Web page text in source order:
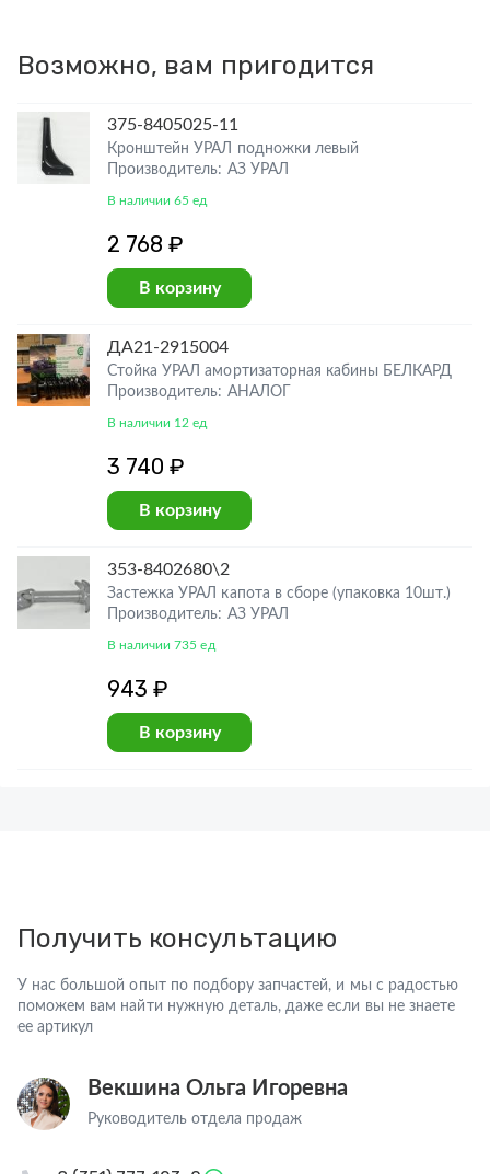
Возможно, вам пригодится
375-8405025-11
Кронштейн УРАЛ подножки левый
Производитель: АЗ УРАЛ
В наличии 65 ед
2 768 ₽
В корзину
ДА21-2915004
Стойка УРАЛ амортизаторная кабины БЕЛКАРД
Производитель: АНАЛОГ
В наличии 12 ед
3 740 ₽
В корзину
353-8402680\2
Застежка УРАЛ капота в сборе (упаковка 10шт.)
Производитель: АЗ УРАЛ
В наличии 735 ед
943 ₽
В корзину
Получить консультацию
У нас большой опыт по подбору запчастей, и мы с радостью
поможем вам найти нужную деталь, даже если вы не знаете
ее артикул
Векшина Ольга Игоревна
Руководитель отдела продаж